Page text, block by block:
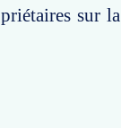
sur la